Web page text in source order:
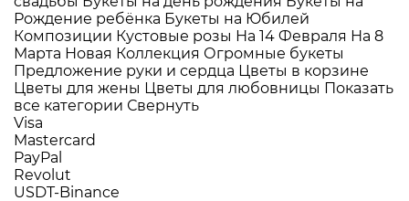
Рождение ребёнка Букеты на Юбилей
Композиции Кустовые розы На 14 Февраля На 8
Марта Новая Коллекция Огромные букеты
Предложение руки и сердца Цветы в корзине
Цветы для жены Цветы для любовницы Показать
все категории Свернуть
Visa
Mastercard
PayPal
Revolut
USDT-Binance